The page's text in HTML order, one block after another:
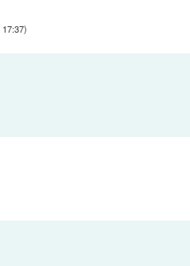
17:37)